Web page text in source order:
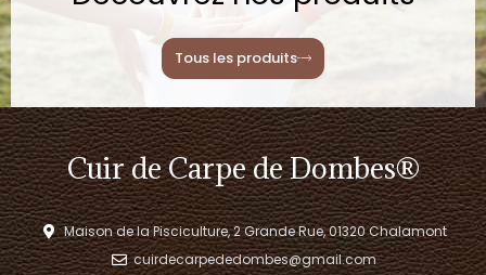
Tous les produits
Cuir de Carpe de Dombes®
Maison de la Pisciculture, 2 Grande Rue, 01320 Chalamont
cuirdecarpededombes@gmail.com